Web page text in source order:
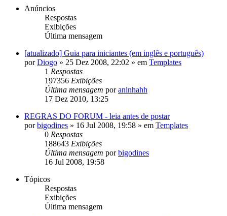
Anúncios
Respostas
Exibições
Última mensagem
[atualizado] Guia para iniciantes (em inglês e português)
porDiogo » 25 Dez 2008, 22:02 » em Templates
1 Respostas
197356 Exibições
Última mensagem poraninhahh
17 Dez 2010, 13:25
REGRAS DO FORUM - leia antes de postar
porbigodines » 16 Jul 2008, 19:58 » em Templates
0 Respostas
188643 Exibições
Última mensagem porbigodines
16 Jul 2008, 19:58
Tópicos
Respostas
Exibições
Última mensagem